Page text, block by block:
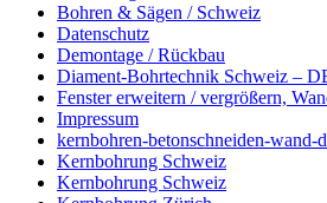
Bohren & Sägen / Schweiz
Datenschutz
Demontage / Rückbau
Diament-Bohrtechnik Schweiz –
Fenster erweitern / vergrößern,
Impressum
kernbohren-betonschneiden-wand-
Kernbohrung Schweiz
Kernbohrung Schweiz